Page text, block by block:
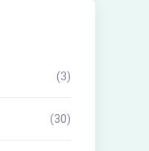
(3)
(30)